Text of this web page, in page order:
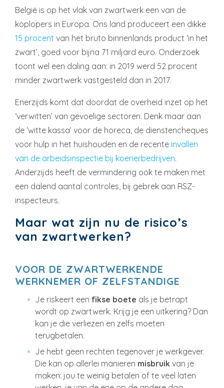
België is op het vlak van zwartwerk een van de
koplopers in Europa. Ons land produceert een dikke
15 procent van het bruto binnenlands product ‘in het
zwart’, goed voor bijna 71 miljard euro. Onderzoek
toont wel een daling aan: in 2019 werd 52 procent
minder zwartwerk vastgesteld dan in 2017.
Enerzijds komt dat doordat de overheid inzet op het
‘verwitten’ van gevoelige sectoren. Denk maar aan
de ‘witte kassa’ voor de horeca, de dienstencheques
voor hulp in het huishouden en de recente invallen
van de arbeidsinspectie bij koerierbedrijven.
Anderzijds heeft de vermindering ook te maken met
een dalend aantal controles, bij gebrek aan RSZ-
inspecteurs.
Maar wat zijn nu de risico’s
van zwartwerken?
VOOR DE ZWARTWERKENDE
WERKNEMER OF ZELFSTANDIGE
Je riskeert een fikse boete als je betrapt
wordt op zwartwerk. Krijg je een uitkering? Dan
kan je die verliezen en zelfs moeten
terugbetalen.
Je hebt geen rechten tegenover je werkgever.
Die kan op allerlei manieren misbruik van je
maken: jou te weinig betalen of te veel laten